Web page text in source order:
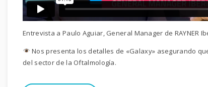
Entrevista a Paulo Aguiar, General Manager de RAYNER
Nos presenta los detalles de «Galaxy» asegurando
del sector de la Oftalmología.